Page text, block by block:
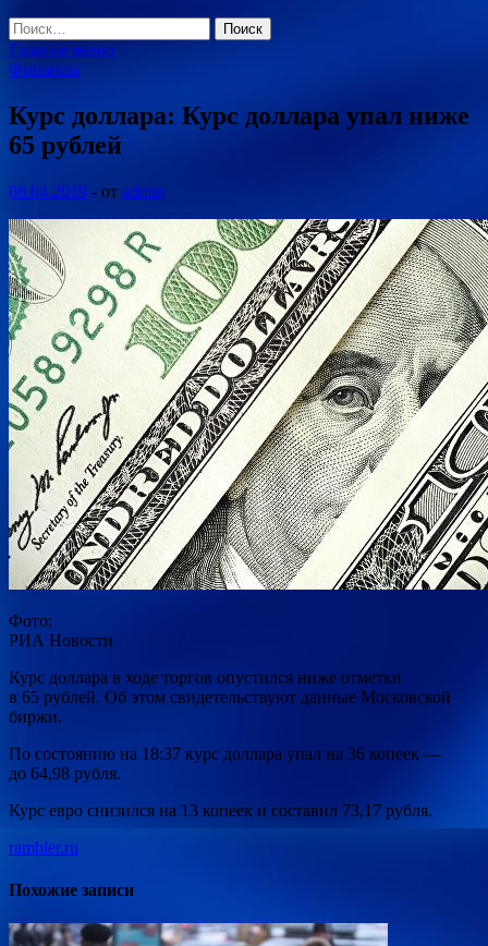
Найти:
Главное меню
Финансы
Курс доллара: Курс доллара упал ниже
65 рублей
08.04.2019 - от admin
Фото:
РИА Новости
Курс доллара в ходе торгов опустился ниже отметки
в 65 рублей. Об этом свидетельствуют данные Московской
биржи.
По состоянию на 18:37 курс доллара упал на 36 копеек —
до 64,98 рубля.
Курс евро снизился на 13 копеек и составил 73,17 рубля.
rambler.ru
Похожие записи